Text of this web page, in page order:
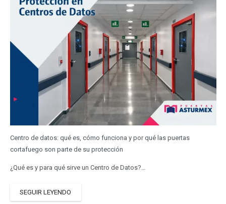
Centro de datos: qué es, cómo funciona y por qué las puertas
cortafuego son parte de su protección
¿Qué es y para qué sirve un Centro de Datos?…
SEGUIR LEYENDO